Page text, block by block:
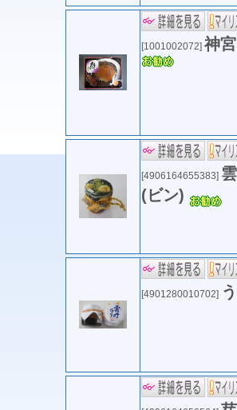
[1001002072]神
[4906164655383]
(ビン)
[4901280010702]